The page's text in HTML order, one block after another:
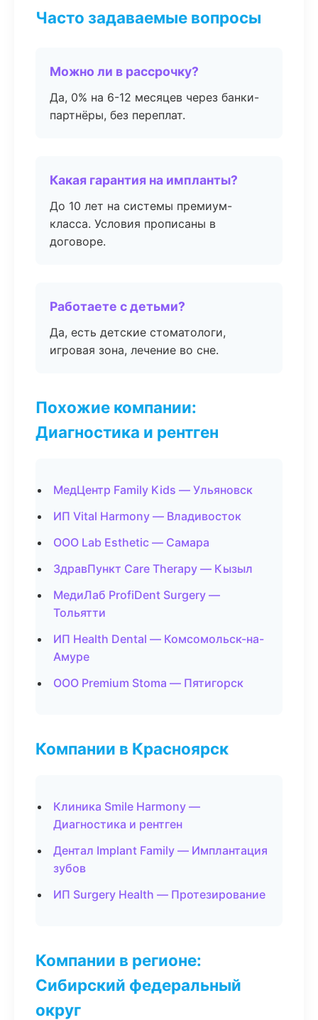
Часто задаваемые вопросы
Можно ли в рассрочку?
Да, 0% на 6-12 месяцев через банки-
партнёры, без переплат.
Какая гарантия на импланты?
До 10 лет на системы премиум-
класса. Условия прописаны в
договоре.
Работаете с детьми?
Да, есть детские стоматологи,
игровая зона, лечение во сне.
Похожие компании:
Диагностика и рентген
МедЦентр Family Kids — Ульяновск
ИП Vital Harmony — Владивосток
ООО Lab Esthetic — Самара
ЗдравПункт Care Therapy — Кызыл
МедиЛаб ProfiDent Surgery —
Тольятти
ИП Health Dental — Комсомольск-на-
Амуре
ООО Premium Stoma — Пятигорск
Компании в Красноярск
Клиника Smile Harmony —
Диагностика и рентген
Дентал Implant Family — Имплантация
зубов
ИП Surgery Health — Протезирование
Компании в регионе:
Сибирский федеральный
округ